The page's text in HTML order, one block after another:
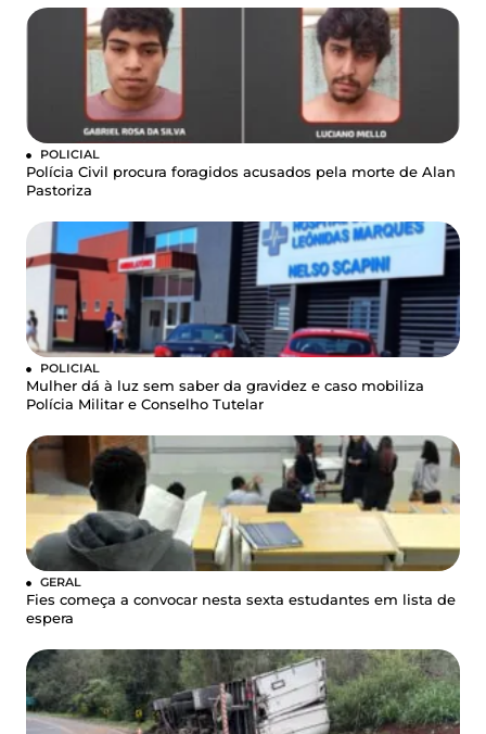
POLICIAL
Polícia Civil procura foragidos acusados pela morte de Alan
Pastoriza
POLICIAL
Mulher dá à luz sem saber da gravidez e caso mobiliza
Polícia Militar e Conselho Tutelar
GERAL
Fies começa a convocar nesta sexta estudantes em lista de
espera